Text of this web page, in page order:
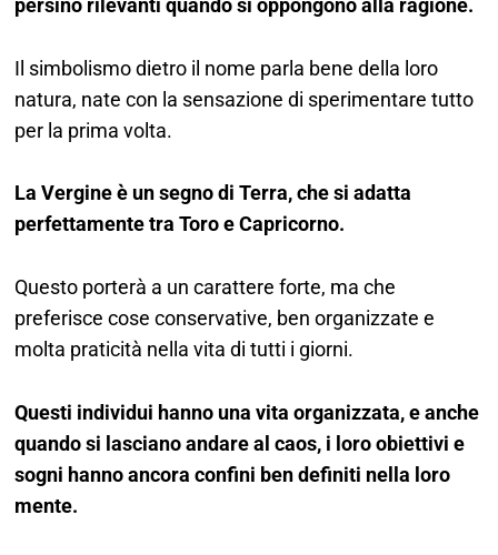
persino rilevanti quando si oppongono alla ragione.
Il simbolismo dietro il nome parla bene della loro
natura, nate con la sensazione di sperimentare tutto
per la prima volta.
La Vergine è un segno diTerra, che si adatta
perfettamente traToroeCapricorno.
Questo porterà a un carattere forte, ma che
preferisce cose conservative, ben organizzate e
molta praticità nella vita di tutti i giorni.
Questi individui hanno una vita organizzata, e anche
quando si lasciano andare al caos, i loro obiettivi e
sogni hanno ancora confini ben definiti nella loro
mente.